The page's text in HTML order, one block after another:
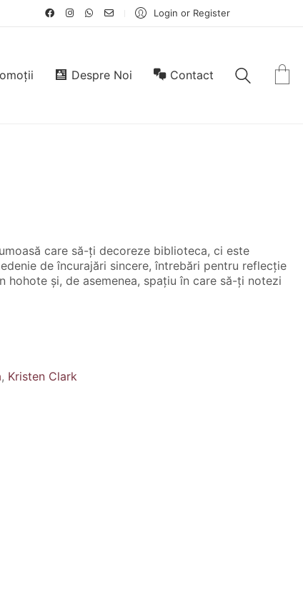
Login or Register
Despre Noi Contact
care să-ți decoreze biblioteca, ci este
de încurajări sincere, întrebări pentru reflecție
și, de asemenea, spațiu în care să-ți notezi
, Kristen Clark